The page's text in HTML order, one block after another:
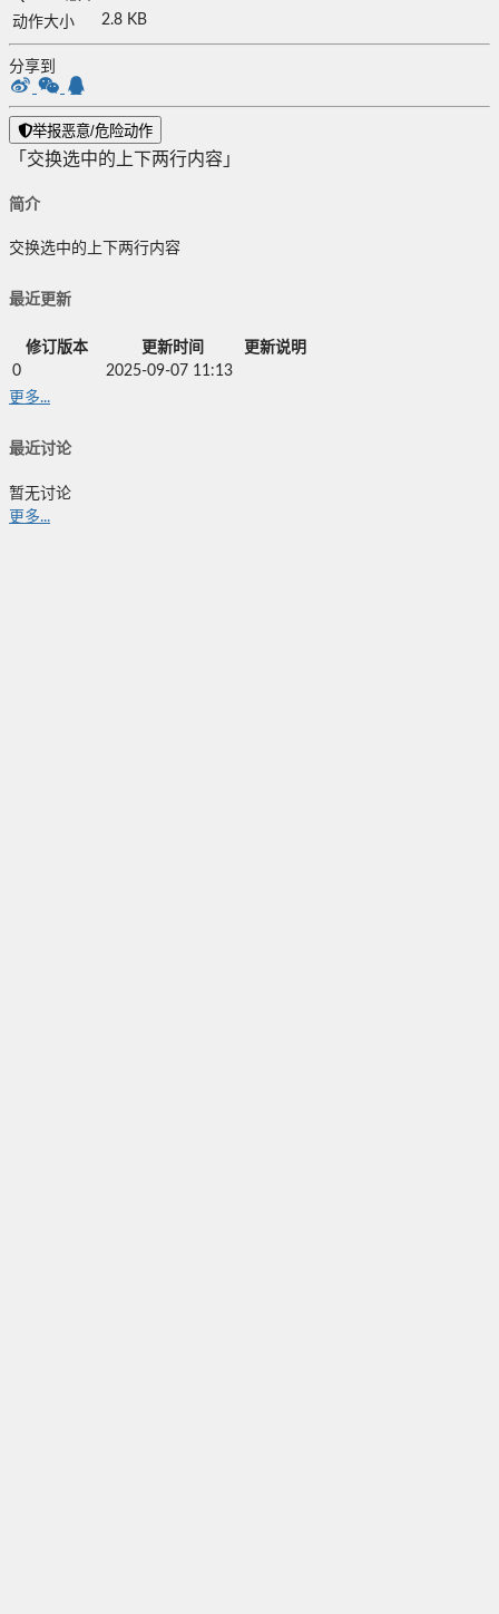
动作大小
2.8 KB
分享到
举报恶意/危险动作
「交换选中的上下两行内容」
简介
交换选中的上下两行内容
最近更新
修订版本 更新时间
更新说明
0
2025-09-07 11:13
更多...
最近讨论
暂无讨论
更多...